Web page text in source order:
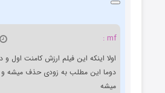
mf :
اولا اینکه این فیلم ارزش کامنت اول و
دوما این مطلب به زودی حذف میشه
میشه